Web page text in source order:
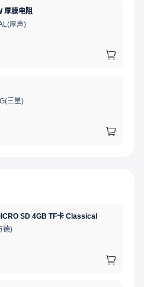
厚膜电阻
厚声)
三星)
SD 4GB TF卡 Classical
德)